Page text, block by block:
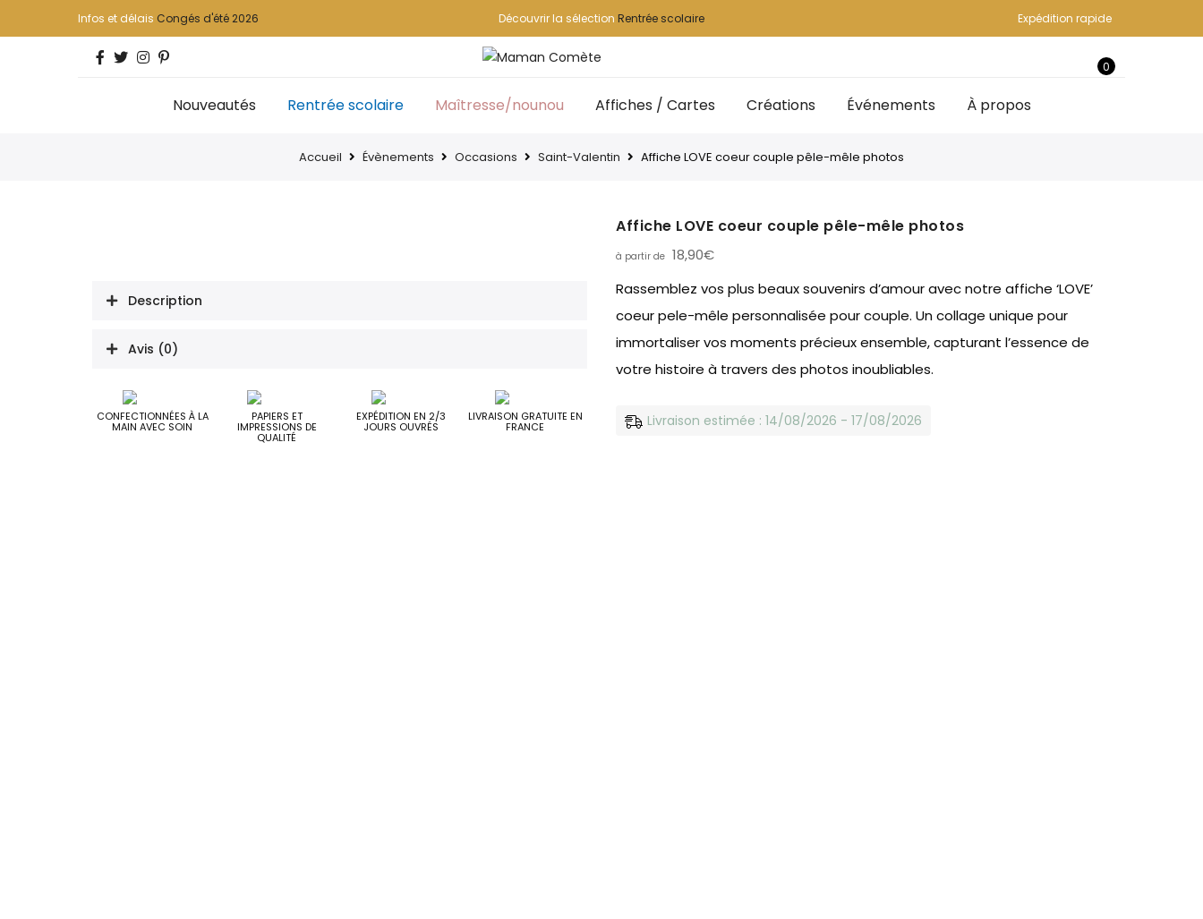
Infos et délais Congés d'été 2026 Découvrir la sélection Rentrée scolaire Expédition rapide
0
Nouveautés Rentrée scolaire Maîtresse/nounou Affiches / Cartes Créations Événements À propos
Accueil Évènements Occasions Saint-Valentin Affiche LOVE coeur couple pêle-mêle photos
Description
Avis (0)
CONFECTIONNÉES À LA
MAIN AVEC SOIN
PAPIERS ET
IMPRESSIONS DE
QUALITÉ
EXPÉDITION EN 2/3
JOURS OUVRÉS
LIVRAISON GRATUITE EN
FRANCE
Affiche LOVE coeur couple pêle-mêle photos
18,90€
Rassemblez vos plus beaux souvenirs d’amour avec notre affiche ‘LOVE’
coeur pele-mêle personnalisée pour couple. Un collage unique pour
immortaliser vos moments précieux ensemble, capturant l’essence de
votre histoire à travers des photos inoubliables.
Livraison estimée : 14/08/2026 - 17/08/2026